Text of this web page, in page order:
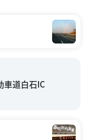
車道白石IC